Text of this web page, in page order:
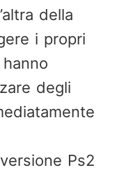
della
i propri
degli
Ps2